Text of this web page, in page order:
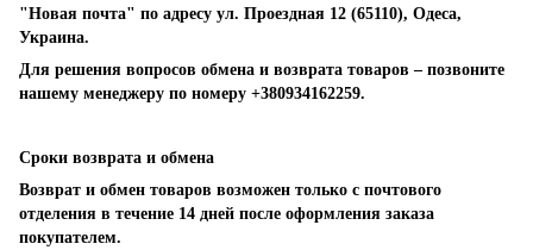
"Новая почта" по адресу ул. Проездная 12 (65110), Одеса,
Украина.
Для решения вопросов обмена и возврата товаров – позвоните
нашему менеджеру по номеру +380934162259.
Сроки возврата и обмена
Возврат и обмен товаров возможен только с почтового
отделения в течение 14 дней после оформления заказа
покупателем.